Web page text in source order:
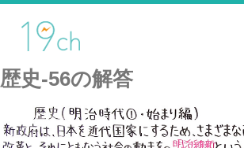
歴史-56の解答